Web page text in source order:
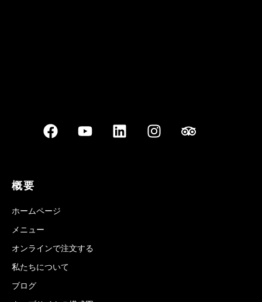
概要
ホームページ
メニュー
オンラインで注文する
私たちについて
ブログ